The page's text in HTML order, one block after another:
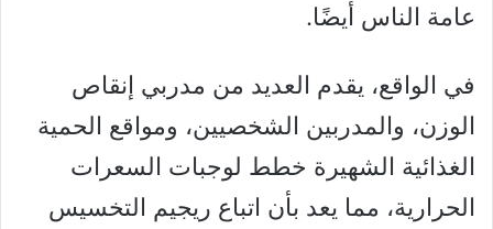
عامة الناس أيضًا.
في الواقع، يقدم العديد من مدربي إنقاص
الوزن، والمدربين الشخصيين، ومواقع الحمية
الغذائية الشهيرة خطط لوجبات السعرات
الحرارية، مما يعد بأن اتباع ريجيم التخسيس